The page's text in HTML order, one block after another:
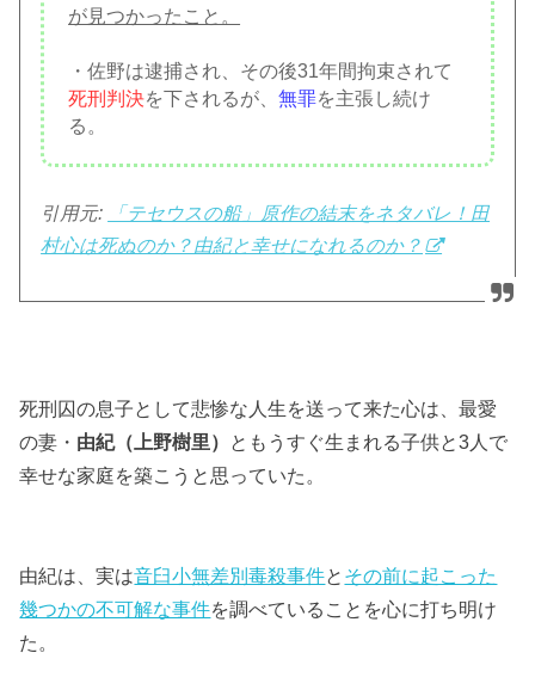
が見つかったこと。
・佐野は逮捕され、その後31年間拘束されて
死刑判決を下されるが、無罪を主張し続け
る。
引用元:
「テセウスの船」原作の結末をネタバレ！田
村心は死ぬのか？由紀と幸せになれるのか？
死刑囚の息子として悲惨な人生を送って来た心は、最愛
の妻・ 由紀（上野樹里） ともうすぐ生まれる子供と3人で
幸せな家庭を築こうと思っていた。
由紀は、実は音臼小無差別毒殺事件と その前に起こった
幾つかの不可解な事件を調べていることを心に打ち明け
た。